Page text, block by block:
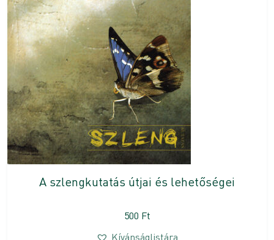
A szlengkutatás útjai és lehetőségei
500 Ft
Kívánságlistára